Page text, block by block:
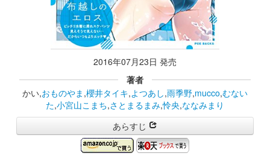
2016年07月23日 発売
著者
かい,おものやま ,櫻井タイキ,よつあし,雨季野,mucco,むない
た,小宮山こまち,さとまるまみ,怜央,ななみまり
あらすじ